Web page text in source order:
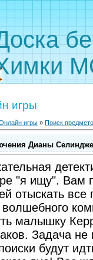
игры
игры » Поиск
Дианы
"я ищу". Вам
отыскать
волшебного
малышку
Задача не
будут